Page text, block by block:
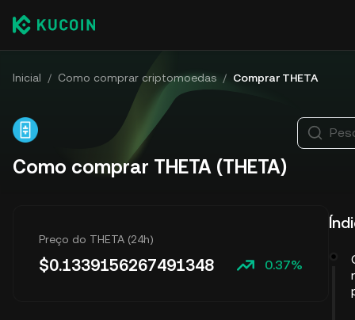
Inicial / Como comprar criptomoedas / Comprar THETA
Como comprar THETA (THETA)
Preço do THETA (24h)
$0.1339156267491348 0.37%